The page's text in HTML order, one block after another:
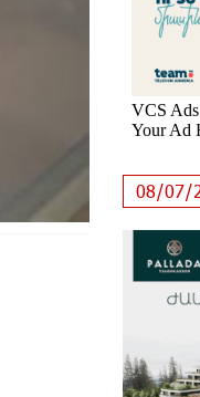
երևույթ է